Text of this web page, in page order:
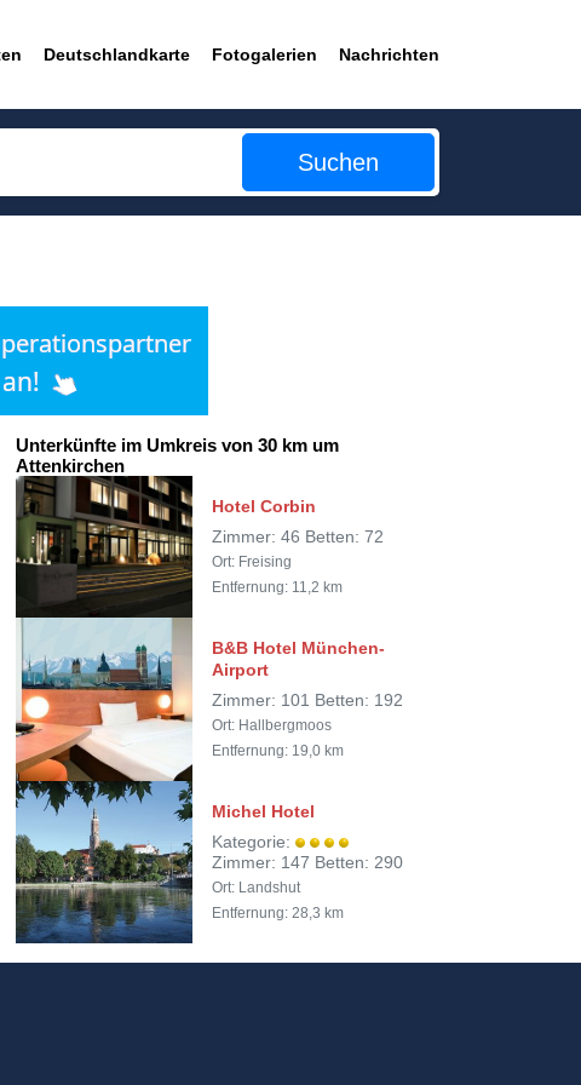
Deutschlandkarte Fotogalerien Nachrichten
Suchen
Unterkünfte im Umkreis von 30 km um
Attenkirchen
Hotel Corbin
Zimmer: 46 Betten: 72
Ort: Freising
Entfernung: 11,2 km
B&B Hotel München-
Airport
Zimmer: 101 Betten: 192
Ort: Hallbergmoos
Entfernung: 19,0 km
Michel Hotel
Kategorie:
Zimmer: 147 Betten: 290
Ort: Landshut
Entfernung: 28,3 km